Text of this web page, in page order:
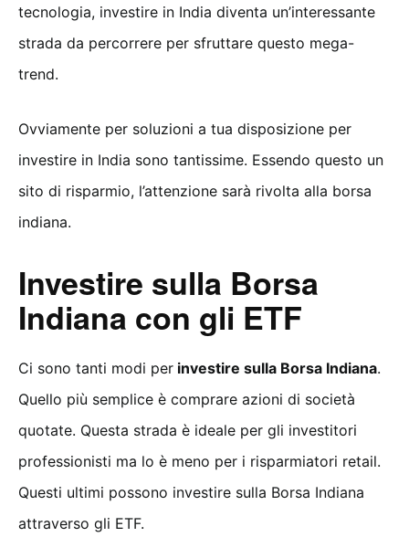
tecnologia, investire in India diventa un’interessante
strada da percorrere per sfruttare questo mega-
trend.
Ovviamente per soluzioni a tua disposizione per
investire in India sono tantissime. Essendo questo un
sito di risparmio, l’attenzione sarà rivolta alla borsa
indiana.
Investire sulla Borsa
Indiana con gli ETF
Ci sono tanti modi per investire sulla Borsa Indiana.
Quello più semplice è comprare azioni di società
quotate. Questa strada è ideale per gli investitori
professionisti ma lo è meno per i risparmiatori retail.
Questi ultimi possono investire sulla Borsa Indiana
attraverso gli ETF.